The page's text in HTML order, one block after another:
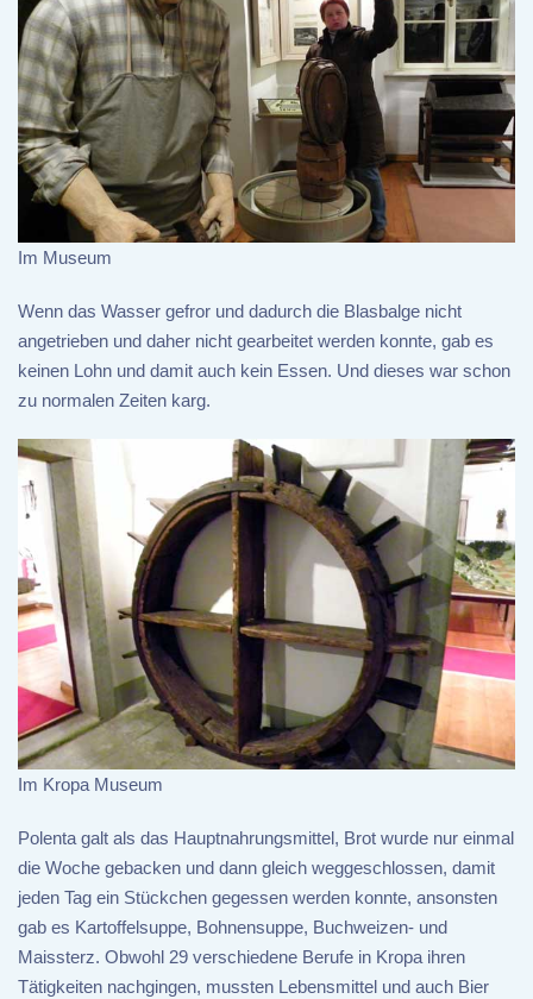
Im Museum
Wenn das Wasser gefror und dadurch die Blasbalge nicht
angetrieben und daher nicht gearbeitet werden konnte, gab es
keinen Lohn und damit auch kein Essen. Und dieses war schon
zu normalen Zeiten karg.
Im Kropa Museum
Polenta galt als das Hauptnahrungsmittel, Brot wurde nur einmal
die Woche gebacken und dann gleich weggeschlossen, damit
jeden Tag ein Stückchen gegessen werden konnte, ansonsten
gab es Kartoffelsuppe, Bohnensuppe, Buchweizen- und
Maissterz. Obwohl 29 verschiedene Berufe in Kropa ihren
Tätigkeiten nachgingen, mussten Lebensmittel und auch Bier